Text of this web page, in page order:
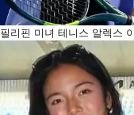
필리핀 미녀 테니스 알렉스